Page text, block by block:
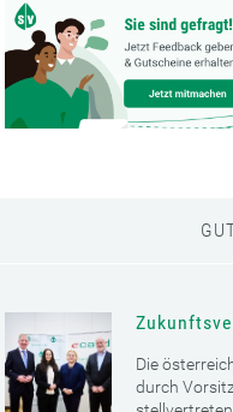
Die
durch